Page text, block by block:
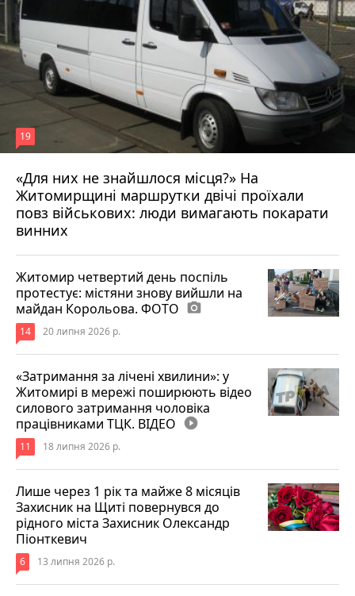
«Для них не знайшлося місця?» На
Житомирщині маршрутки двічі проїхали
повз військових: люди вимагають покарати
винних
19
17 липня 2026 р.
Житомир четвертий день поспіль
протестує: містяни знову вийшли на
майдан Корольова. ФОТО photo_camera
14 20 липня 2026 р.
«Затримання за лічені хвилини»: у
Житомирі в мережі поширюють відео
силового затримання чоловіка
працівниками ТЦК. ВІДЕО play_circle_filled
11 18 липня 2026 р.
Лише через 1 рік та майже 8 місяців
Захисник на Щиті повернувся до
рідного міста Захисник Олександр
Піонткевич
6 13 липня 2026 р.